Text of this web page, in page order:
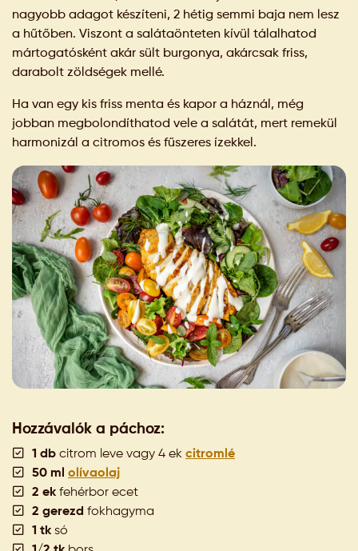
nagyobb adagot készíteni, 2 hétig semmi baja nem lesz
a hűtőben. Viszont a salátaönteten kívül tálalhatod
mártogatósként akár sült burgonya, akárcsak friss,
darabolt zöldségek mellé.
Ha van egy kis friss menta és kapor a háznál, még
jobban megbolondíthatod vele a salátát, mert remekül
harmonizál a citromos és fűszeres ízekkel.
Hozzávalók a páchoz:
1 db citrom leve vagy 4 ek citromlé
50 ml olívaolaj
2 ek fehérbor ecet
2 gerezd fokhagyma
1 tk só